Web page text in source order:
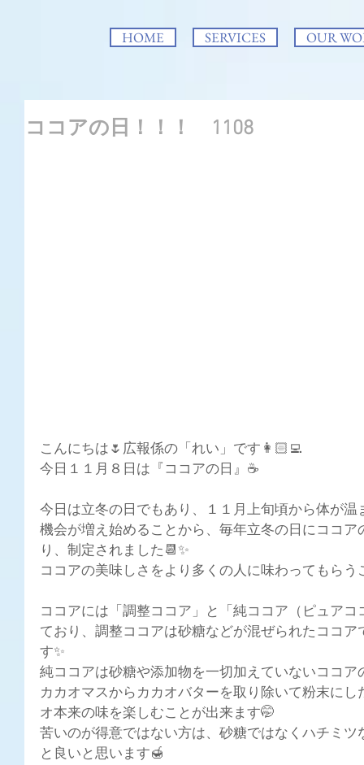
HOME SERVICES OUR
ココアの日！！！ 1108
こんにちは🌷広報係の「れい」です👩🏻‍💻
今日１１月８日は『ココアの日』☕
今日は立冬の日でもあり、１１月上旬頃から体が
機会が増え始めることから、毎年立冬の日にココア
り、制定されました📆✨
ココアの美味しさをより多くの人に味わってもらう
ココアには「調整ココア」と「純ココア（ピュア
ており、調整ココアは砂糖などが混ぜられたココ
す✨
純ココアは砂糖や添加物を一切加えていないココア
カカオマスからカカオバターを取り除いて粉末に
オ本来の味を楽しむことが出来ます🤭
苦いのが得意ではない方は、砂糖ではなくハチミ
と良いと思います🍯